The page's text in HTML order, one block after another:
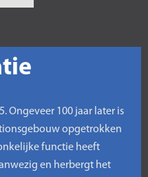
Ongeveer 100 jaar later is
opgetrokken
functie heeft
en herbergt het